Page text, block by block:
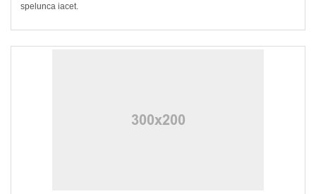
spelunca iacet.